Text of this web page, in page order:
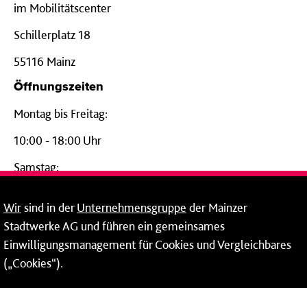
im Mobilitätscenter
Schillerplatz 18
55116 Mainz
Öffnungszeiten
Montag bis Freitag:
10:00 - 18:00 Uhr
Samstag:
24-Stunden-Telefon*
06131 – 12 77 77
Fax: 06131 – 12 66 66
Wirsind in derUnternehmensgruppe der Mainzer
Stadtwerke AG und führen ein gemeinsames
Einwilligungsmanagement für Cookies und Vergleichbares
(„Cookies“).